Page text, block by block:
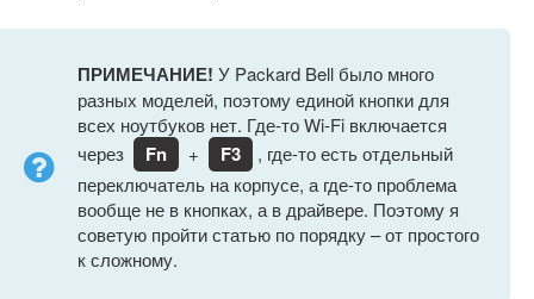
ПРИМЕЧАНИЕ! У Packard Bell было много
разных моделей, поэтому единой кнопки для
всех ноутбуков нет. Где-то Wi-Fi включается
через
Fn + F3
, где-то есть отдельный
переключатель на корпусе, а где-то проблема
вообще не в кнопках, а в драйвере. Поэтому я
советую пройти статью по порядку – от простого
к сложному.